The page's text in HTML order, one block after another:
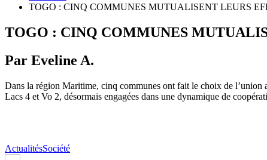
TOGO : CINQ COMMUNES MUTUALISENT LEURS
TOGO : CINQ COMMUNES
Par Eveline A.
Dans la région Maritime, cinq communes ont fait le choix de l’union
Lacs 4 et Vo 2, désormais engagées dans une dynamique de
ActualitésSociété